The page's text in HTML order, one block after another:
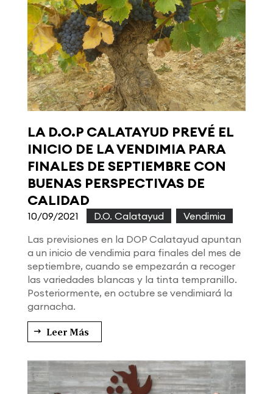
LA D.O.P CALATAYUD PREVÉ EL
INICIO DE LA VENDIMIA PARA
FINALES DE SEPTIEMBRE CON
BUENAS PERSPECTIVAS DE
CALIDAD
10/09/2021 D.O. Calatayud
Vendimia
Las previsiones en la DOP Calatayud apuntan
a un inicio de vendimia para finales del mes de
septiembre, cuando se empezarán a recoger
las variedades blancas y la tinta tempranillo.
Posteriormente, en octubre se vendimiará la
garnacha.
Leer Más